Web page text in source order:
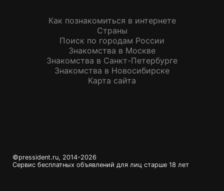
Как познакомиться в интернете
Страны
Поиск по городам России
Знакомства в Москве
Знакомства в Санкт-Петербурге
Знакомства в Новосибирске
Карта сайта
©pressident.ru, 2014-2026
Сервис бесплатных объявлений для лиц старше 18 лет